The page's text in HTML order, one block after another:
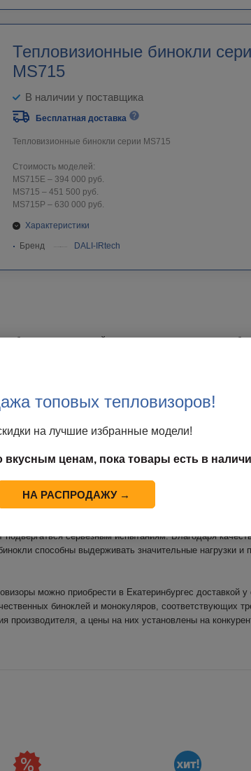
Тепловизионные бинокли
MS715
В наличии у поставщика
Бесплатная доставка
Тепловизионные бинокли серии MS715
Стоимость моделей:
MS715E – 394 000 руб.
MS715 – 451 500 руб.
MS715P – 630 000 руб.
Характеристики
Бренд DALI-IRtech
и бинокли – это устройства, предназначенные для
время и т.д. Они оснащены тепловизионной камерой,
выше абсолютного нуля. Это позволяет определить
военных задач.
видения также могут быть оснащены лазерным
Это важно для определения расстояний до
объектов на местности.
и бинокли являются важным оборудованием для
действий, позволяя им действовать более
противника и принимать меры по его
монокуляров и биноклей ночного видения является
подвергаться серьезным испытаниям. Благодаря
способны выдерживать значительные нагрузки и
можно приобрести в Екатеринбургес доставкой
биноклей и монокуляров, соответствующих
производителя, а цены на них установлены на
топовых тепловизоров!
на лучшие избранные модели!
вкусным ценам, пока товары есть в
НА РАСПРОДАЖУ →